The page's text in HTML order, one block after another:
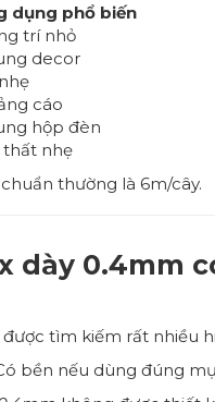
dụng phổ biến
trí nhỏ
decor
cáo
hộp đèn
thất nhẹ
thường là 6m/cây.
dày 0.4mm
tìm kiếm rất nhiều
bền nếu dùng đúng